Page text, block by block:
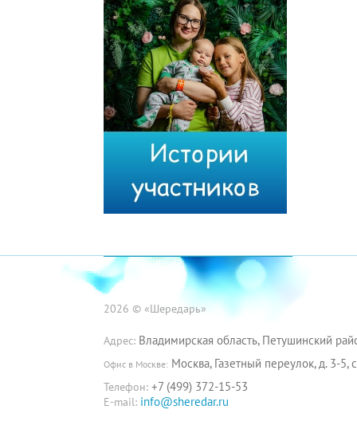
2026 © «Шередарь»
Адрес: Владимирская область, Петушинский
Офис в Москве: Москва, Газетный переулок, д. 3-5,
Телефон: +7 (499) 372-15-53
E-mail: info@sheredar.ru